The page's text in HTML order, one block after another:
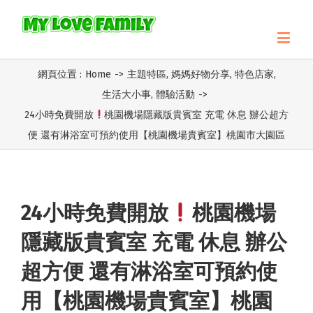
網頁位置 : Home -> 主題特區, 媽媽好物分享, 特色店家,
生活大小事, 體驗活動 ->
24小時免費開放
桃園機場隱藏版貴賓室 充電 休息 辦公超方
便 還有淋浴室可預約使用【桃園機場貴賓室】桃園市大園區
24小時免費開放
桃園機場
隱藏版貴賓室 充電 休息 辦公
超方便 還有淋浴室可預約使
用【桃園機場貴賓室】桃園